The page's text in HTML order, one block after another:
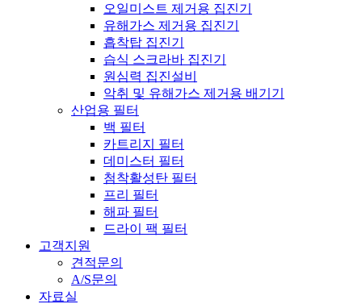
오일미스트 제거용 집진기
유해가스 제거용 집진기
흡착탑 집진기
습식 스크라바 집진기
원심력 집진설비
악취 및 유해가스 제거용 배기기
산업용 필터
백 필터
카트리지 필터
데미스터 필터
첨착활성탄 필터
프리 필터
해파 필터
드라이 팩 필터
고객지원
견적문의
A/S문의
자료실